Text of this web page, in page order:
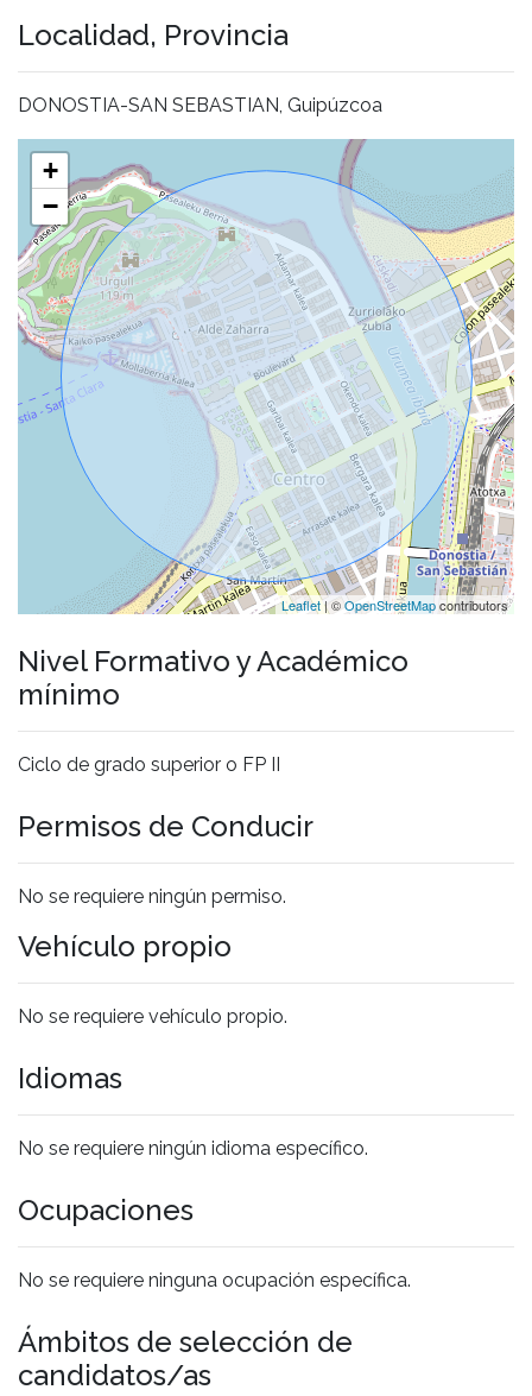
Localidad, Provincia
DONOSTIA-SAN SEBASTIAN, Guipúzcoa
+
−
Leaflet| ©OpenStreetMapcontributors
Nivel Formativo y Académico
mínimo
Ciclo de grado superior o FP II
Permisos de Conducir
No se requiere ningún permiso.
Vehículo propio
No se requiere vehículo propio.
Idiomas
No se requiere ningún idioma específico.
Ocupaciones
No se requiere ninguna ocupación específica.
Ámbitos de selección de
candidatos/as